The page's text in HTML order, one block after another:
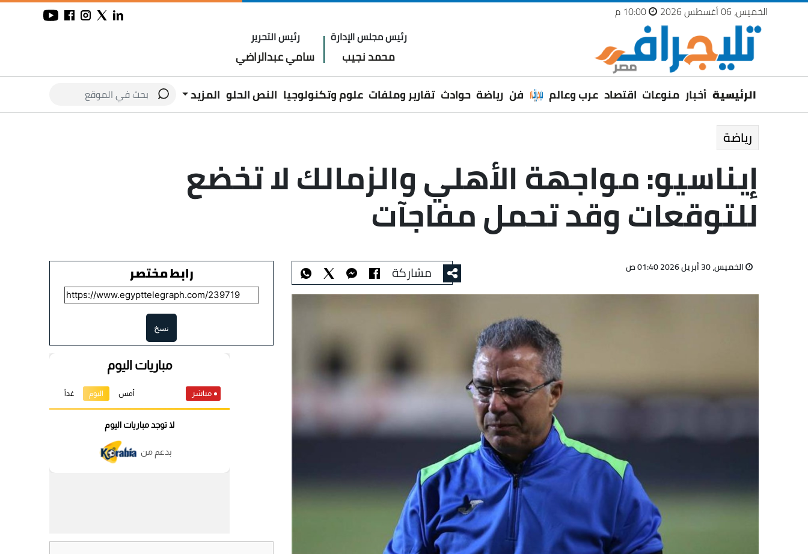
الخميس، 06 أغسطس 2026
10:00 م
رئيس مجلس الإدارة
محمد نجيب
رئيس التحرير
سامي عبدالراضي
الرئيسية أخبار منوعات اقتصاد عرب وعالم فن رياضة حوادث تقارير وملفات علوم وتكنولوجيا النص الحلو المزيد
رياضة
إيناسيو: مواجهة الأهلي والزمالك لا تخضع
للتوقعات وقد تحمل مفاجآت
الخميس، 30 أبريل 2026 01:40 ص مشاركة رابط مختصر
نسخ